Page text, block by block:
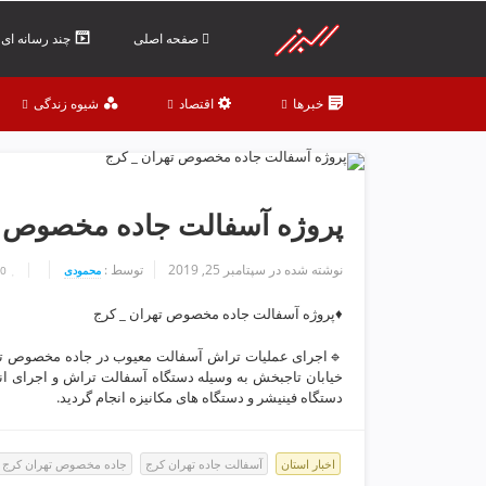
ن
صفحه اصلی چند رسانه ای
خبرها اقتصاد شیوه زندگی
پروژه آسفالت جاده مخصوص
نوشته شده در سپتامبر 25, 2019 توسط : محمودی 0
♦️پروژه آسفالت جاده مخصوص تهران _ كرج
🔹اجرای عملیات تراش آسفالت معیوب در جاده مخصوص
خیابان تاجبخش به وسیله دستگاه آسفالت تراش و
دستگاه فینیشر و دستگاه های مکانیزه انجام گردید.
اخبار استان آسفالت جاده تهران کرج جاده مخصوص تهران کرج